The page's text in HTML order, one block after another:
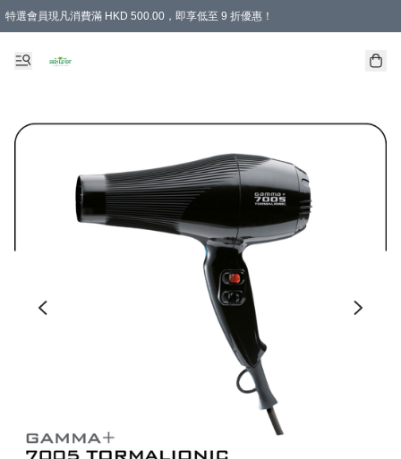
特選會員現凡消費滿 HKD 500.00，即享低至 9 折優惠！